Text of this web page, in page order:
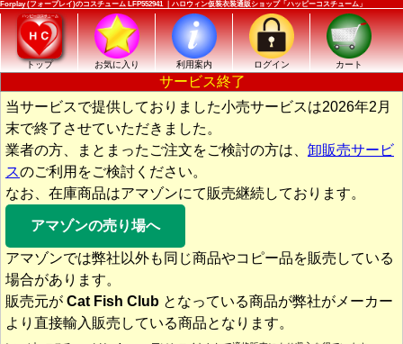
Forplay (フォープレイ)のコスチューム LFP552941 ｜ハロウィン仮装衣装通販ショップ「ハッピーコスチューム」
トップ お気に入り 利用案内 ログイン カート
サービス終了
当サービスで提供しておりました小売サービスは2026年2月
末で終了させていただきました。
業者の方、まとまったご注文をご検討の方は、 卸販売サービ
スのご利用をご検討ください。
なお、在庫商品はアマゾンにて販売継続しております。
アマゾンの売り場へ
アマゾンでは弊社以外も同じ商品やコピー品を販売している
場合があります。
販売元が Cat Fish Club となっている商品が弊社がメーカー
より直接輸入販売している商品となります。